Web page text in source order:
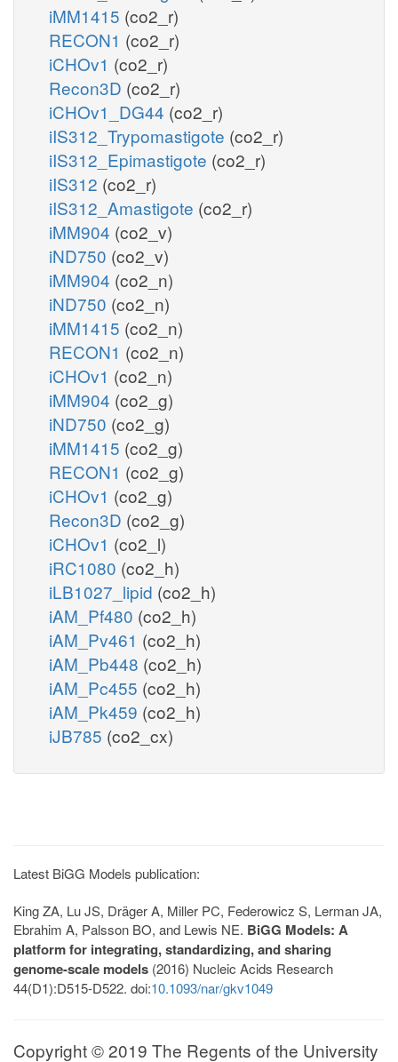
iMM1415 (co2_r)
RECON1 (co2_r)
iCHOv1 (co2_r)
Recon3D (co2_r)
iCHOv1_DG44 (co2_r)
iIS312_Trypomastigote (co2_r)
iIS312_Epimastigote (co2_r)
iIS312 (co2_r)
iIS312_Amastigote (co2_r)
iMM904 (co2_v)
iND750 (co2_v)
iMM904 (co2_n)
iND750 (co2_n)
iMM1415 (co2_n)
RECON1 (co2_n)
iCHOv1 (co2_n)
iMM904 (co2_g)
iND750 (co2_g)
iMM1415 (co2_g)
RECON1 (co2_g)
iCHOv1 (co2_g)
Recon3D (co2_g)
iCHOv1 (co2_l)
iRC1080 (co2_h)
iLB1027_lipid (co2_h)
iAM_Pf480 (co2_h)
iAM_Pv461 (co2_h)
iAM_Pb448 (co2_h)
iAM_Pc455 (co2_h)
iAM_Pk459 (co2_h)
iJB785 (co2_cx)
Latest BiGG Models publication:
King ZA, Lu JS, Dräger A, Miller PC, Federowicz S, Lerman JA,
Ebrahim A, Palsson BO, and Lewis NE. BiGG Models: A
platform for integrating, standardizing, and sharing
genome-scale models (2016) Nucleic Acids Research
44(D1):D515-D522. doi:10.1093/nar/gkv1049
Copyright © 2019 The Regents of the University